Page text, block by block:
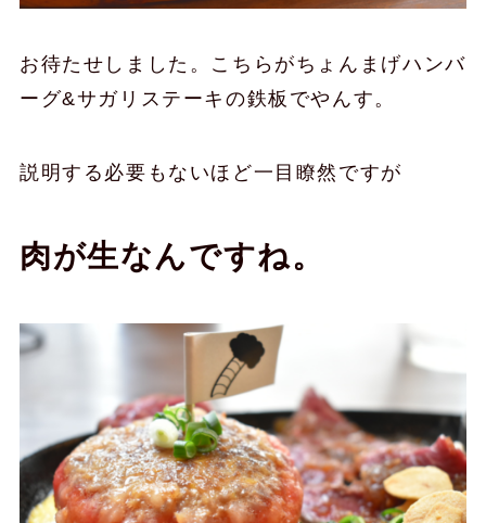
お待たせしました。こちらがちょんまげハンバ
ーグ&サガリステーキの鉄板でやんす。
説明する必要もないほど一目瞭然ですが
肉が生なんですね。